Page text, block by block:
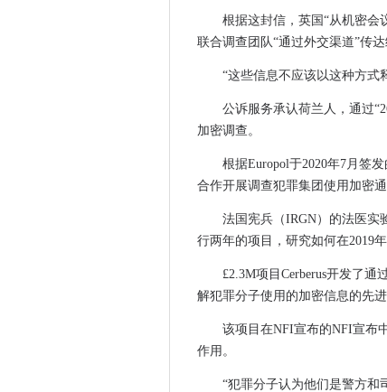
审查贷款费用：政府在欧
数据如何解决未来的健康
迷宫Ransomware用奇怪的
思科揭示了打算获得
法国监管机构精细谷歌和
爱立信进入网络管弦乐运
荷兰语通过披露加密警察
瞻博网络为网络添加了
微软和Singtel通过Azure
根据这封信，英国“从机密会
联合调查团队“通过外交渠道”传达
“这些信息不应该以这种方式
公诉服务承认荷兰人，通过
加密调查。
根据Europol于2020年7月签
合作开展调查犯罪集团使用加密通
法国宪兵（IRGN）的法医实
行两年的项目，研究如何在2019
£2.3M项目Cerberus开发了
解犯罪分子使用的加密信息的先进
该项目在NFI宣布的NFI宣布
作用。
“犯罪分子认为他们是警方和